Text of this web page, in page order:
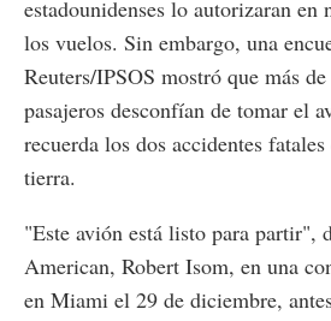
estadounidenses lo autorizaran en
los vuelos. Sin embargo, una
Reuters/IPSOS mostró que más
pasajeros desconfían de tomar el
recuerda los dos accidentes
tierra.
"Este avión está listo para partir",
American, Robert Isom, en una
en Miami el 29 de diciembre,